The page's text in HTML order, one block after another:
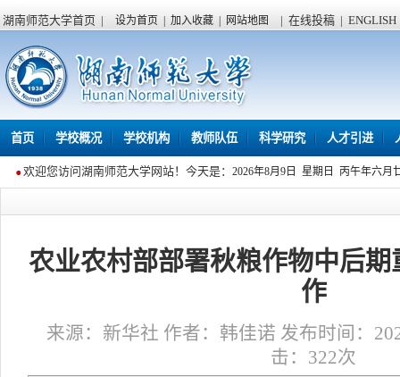
湖南师范大学首页 | 设为首页 加入收藏 网站地图 | 在线投稿 | ENGLISH
首页 学校概况 学校机构 教师队伍 科学研究 人才引进
欢迎您访问湖南师范大学网站！今天是： 2026年8月9日 星期日 丙午年六月
农业农村部部署秋粮作物中后
作
来源：新华社 作者：韩佳诺 发布时间：
击： 322次